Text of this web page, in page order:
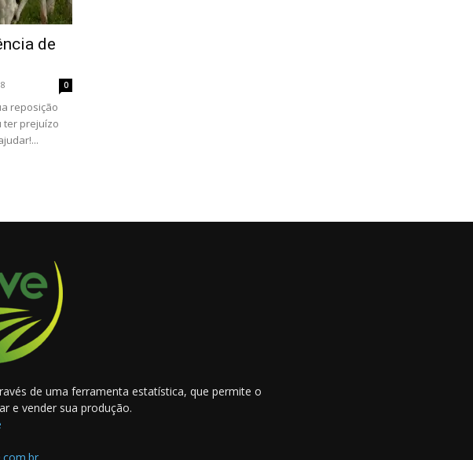
de
0
reposição
ter prejuízo
de uma ferramenta estatística, que permite o
e vender sua produção.